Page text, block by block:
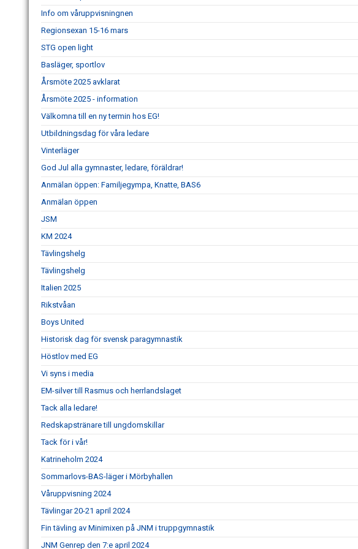
Info om våruppvisningnen
Regionsexan 15-16 mars
STG open light
Basläger, sportlov
Årsmöte 2025 avklarat
Årsmöte 2025 - information
Välkomna till en ny termin hos EG!
Utbildningsdag för våra ledare
Vinterläger
God Jul alla gymnaster, ledare, föräldrar!
Anmälan öppen: Familjegympa, Knatte, BAS6
Anmälan öppen
JSM
KM 2024
Tävlingshelg
Tävlingshelg
Italien 2025
Rikstvåan
Boys United
Historisk dag för svensk paragymnastik
Höstlov med EG
Vi syns i media
EM-silver till Rasmus och herrlandslaget
Tack alla ledare!
Redskapstränare till ungdomskillar
Tack för i vår!
Katrineholm 2024
Sommarlovs-BAS-läger i Mörbyhallen
Våruppvisning 2024
Tävlingar 20-21 april 2024
Fin tävling av Minimixen på JNM i truppgymnastik
JNM Genrep den 7:e april 2024